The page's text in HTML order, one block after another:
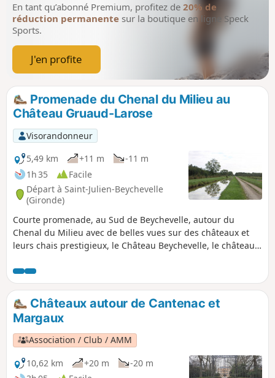
En tant qu’abonné Premium, profitez de 20% de
réduction permanente sur la boutique en ligne Speck
Sports.
J'en profite
Promenade du Chenal du Milieu au
Château Gruaud-Larose
Visorandonneur
5,49 km
+11 m
-11 m
1h 35
Facile
Départ à Saint-Julien-Beychevelle
(Gironde)
Courte promenade, au Sud de Beychevelle, autour du
Chenal du Milieu avec de belles vues sur des châteaux et
leurs chais prestigieux, le Château Beychevelle, le château
seconde partie du parcours se fait dans le Marais de
Beychevelle. Avertissement : ce circuit traverse des
propriétés viticoles privées, ce qui impose, strictement, de
rester sur les chemins empruntés, sans pénétrer dans les
vignes.
Châteaux autour de Cantenac et
Margaux
Association / Club / AMM
10,62 km
+20 m
-20 m